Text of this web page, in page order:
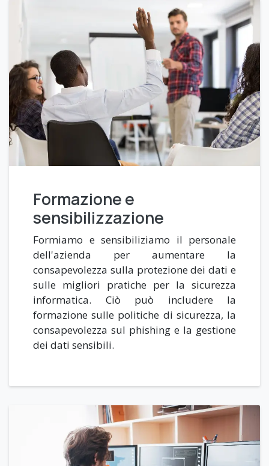
Formazione e
sensibilizzazione
Formiamo e sensibiliziamo il personale
dell'azienda per aumentare la
consapevolezza sulla protezione dei dati e
sulle migliori pratiche per la sicurezza
informatica. Ciò può includere la
formazione sulle politiche di sicurezza, la
consapevolezza sul phishing e la gestione
dei dati sensibili.